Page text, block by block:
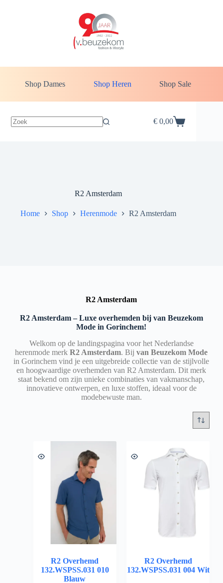
Shop Dames Shop Heren Shop Sale
€0,00
R2 Amsterdam
Home Shop Herenmode R2 Amsterdam
R2 Amsterdam
R2 Amsterdam – Luxe overhemden bij van Beuzekom
Mode in Gorinchem!
Welkom op de landingspagina voor het Nederlandse
herenmode merkR2 Amsterdam. Bijvan Beuzekom Mode
in Gorinchem vind je een uitgebreide collectie van de stijlvolle
en hoogwaardige overhemden van R2 Amsterdam. Dit merk
staat bekend om zijn unieke combinaties van vakmanschap,
innovatieve ontwerpen, en luxe stoffen, ideaal voor de
modebewuste man.
R2 Overhemd
132.WSPSS.031 010
Blauw
R2 Overhemd
132.WSPSS.031 004 Wit